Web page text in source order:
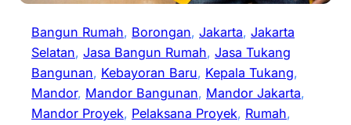
Bangun Rumah, Borongan, Jakarta, Jakarta
Selatan, Jasa Bangun Rumah, Jasa Tukang
Bangunan, Kebayoran Baru, Kepala Tukang
Mandor, Mandor Bangunan, Mandor Jakarta
Mandor Proyek, Pelaksana Proyek, Rumah